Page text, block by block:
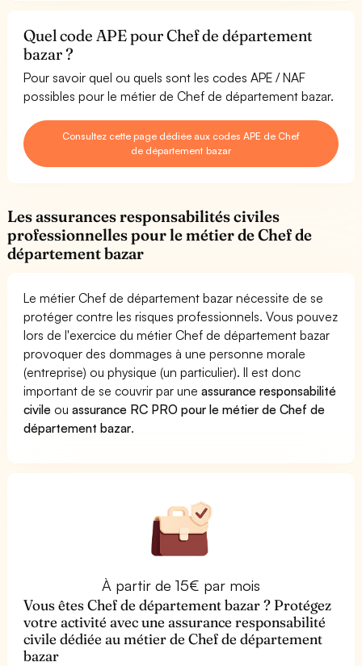
Quel code APE pour Chef de département
bazar ?
Pour savoir quel ou quels sont les codes APE / NAF
possibles pour le métier de Chef de département bazar.
Consultez cette page dédiée aux codes APE de Chef
de département bazar
Les assurances responsabilités civiles
professionnelles pour le métier de Chef de
département bazar
Le métier Chef de département bazar nécessite de se
protéger contre les risques professionnels. Vous pouvez
lors de l'exercice du métier Chef de département bazar
provoquer des dommages à une personne morale
(entreprise) ou physique (un particulier). Il est donc
important de se couvrir par uneassurance responsabilité
civile ouassurance RC PRO pour le métier de Chef de
département bazar.
À partir de 15€ par mois
Vous êtes Chef de département bazar ? Protégez
votre activité avec une assurance responsabilité
civile dédiée au métier de Chef de département
bazar